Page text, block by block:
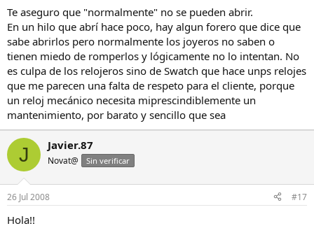
puede aclarar un poquito pues muy agradecido. Y ya de paso que
máquina llevan? 2824?
Un saludo a todos y gracias
Te aseguro que "normalmente" no se pueden abrir.
En un hilo que abrí hace poco, hay algun forero que dice que
sabe abrirlos pero normalmente los joyeros no saben o
tienen miedo de romperlos y lógicamente no lo intentan. No
es culpa de los relojeros sino de Swatch que hace unps relojes
que me parecen una falta de respeto para el cliente, porque
un reloj mecánico necesita miprescindiblemente un
mantenimiento, por barato y sencillo que sea
J Javier.87
Novat@ Sin verificar
26 Jul 2008 #17
Hola!!